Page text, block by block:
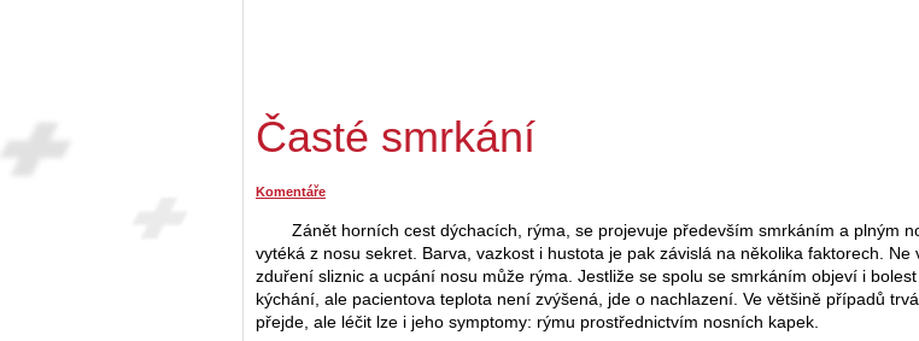
Časté smrkání
Komentáře
Zánět horních cest dýchacích, rýma, se projevuje především smrkáním a plným
vytéká z nosu sekret. Barva, vazkost i hustota je pak závislá na několika faktorech. Ne
zduření sliznic a ucpání nosu může rýma. Jestliže se spolu se smrkáním objeví i
kýchání, ale pacientova teplota není zvýšená, jde o nachlazení. Ve většině případů
přejde, ale léčit lze i jeho symptomy: rýmu prostřednictvím nosních kapek.